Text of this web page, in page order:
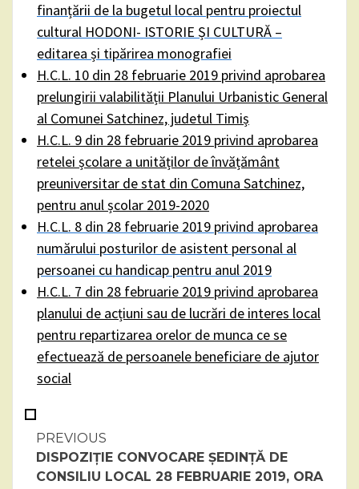
finanțării de la bugetul local pentru proiectul
cultural HODONI- ISTORIE ȘI CULTURĂ –
editarea și tipărirea monografiei
H.C.L. 10 din 28 februarie 2019 privind aprobarea
prelungirii valabilității Planului Urbanistic General
al Comunei Satchinez, judetul Timiș
H.C.L. 9 din 28 februarie 2019 privind aprobarea
retelei școlare a unităților de învățământ
preuniversitar de stat din Comuna Satchinez,
pentru anul școlar 2019-2020
H.C.L. 8 din 28 februarie 2019 privind aprobarea
numărului posturilor de asistent personal al
persoanei cu handicap pentru anul 2019
H.C.L. 7 din 28 februarie 2019 privind aprobarea
planului de acțiuni sau de lucrări de interes local
pentru repartizarea orelor de munca ce se
efectuează de persoanele beneficiare de ajutor
social
Continue
Reading
PREVIOUS
DISPOZIȚIE CONVOCARE ȘEDINȚĂ DE
CONSILIU LOCAL 28 FEBRUARIE 2019, ORA